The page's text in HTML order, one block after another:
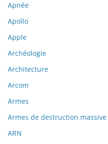
Apnée
Apollo
Apple
Archéologie
Architecture
Arcom
Armes
Armes de destruction massive
ARN